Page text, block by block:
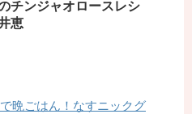
チンジャオロースレシ
恵
晩ごはん！なすニックグ